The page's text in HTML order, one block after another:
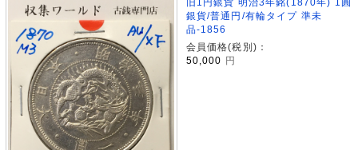
旧1円銀貨 明治3年銘(1870年) 1圓
銀貨/普通円/有輪タイプ 準未
品-1856
会員価格(税別)：
50,000
円